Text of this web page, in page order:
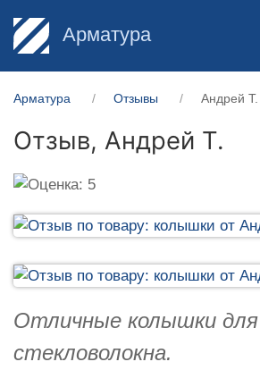
Арматура
Арматура Отзывы Андрей Т.
Отзыв, Андрей Т.
Отличные колышки для
стекловолокна.